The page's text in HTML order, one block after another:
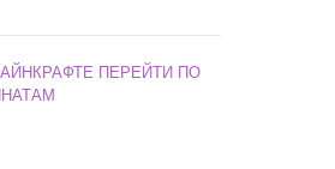
ПЕРЕЙТИ ПО